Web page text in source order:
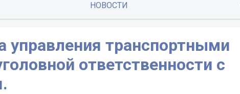
НОВОСТИ
управления транспортными
ответственности с